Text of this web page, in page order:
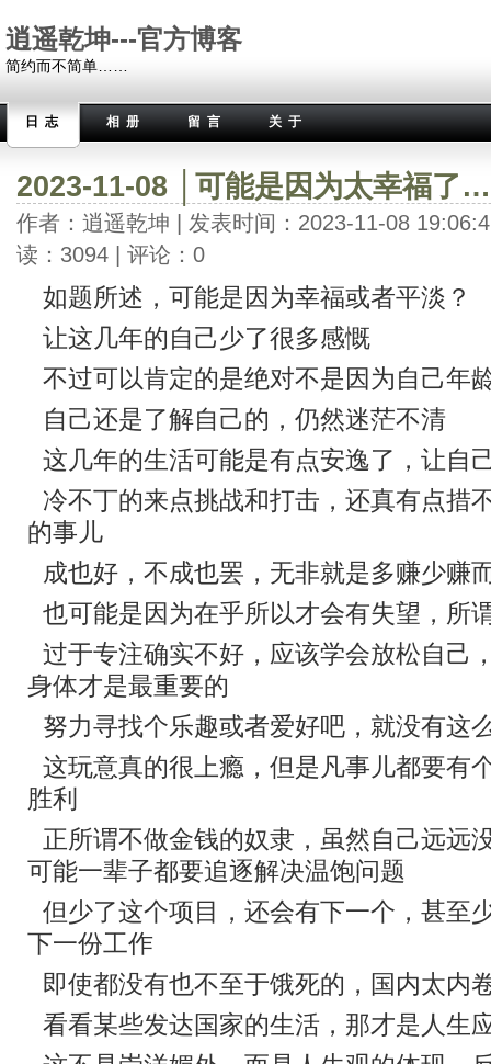
逍遥乾坤---官方博客
简约而不简单……
日志 相册 留言 关于
2023-11-08 │可能是因为太幸福
作者：逍遥乾坤 | 发表时间：2023-11-08
读：3094 | 评论：0
如题所述，可能是因为幸福或者平淡？
让这几年的自己少了很多感慨
不过可以肯定的是绝对不是因为自己年
自己还是了解自己的，仍然迷茫不清
这几年的生活可能是有点安逸了，让自
冷不丁的来点挑战和打击，还真有点措
的事儿
成也好，不成也罢，无非就是多赚少赚
也可能是因为在乎所以才会有失望，所
过于专注确实不好，应该学会放松自己
身体才是最重要的
努力寻找个乐趣或者爱好吧，就没有这
这玩意真的很上瘾，但是凡事儿都要有
胜利
正所谓不做金钱的奴隶，虽然自己远远
可能一辈子都要追逐解决温饱问题
但少了这个项目，还会有下一个，甚至
下一份工作
即使都没有也不至于饿死的，国内太内
看看某些发达国家的生活，那才是人生